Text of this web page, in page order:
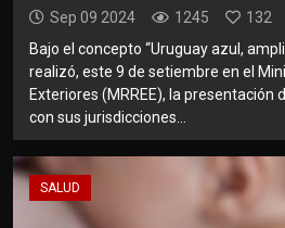
Sep 09 2024 1245
132
Bajo el concepto “Uruguay azul,
realizó, este 9 de setiembre en el
Exteriores (MRREE), la presentación
con sus jurisdicciones...
SALUD